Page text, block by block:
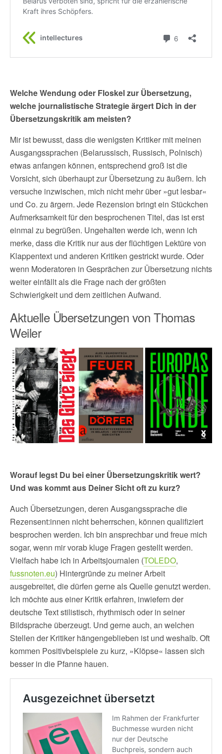
Welche Wendung oder Floskel zur Übersetzung,
welche journalistische Strategie ärgert Dich in der
Übersetzungskritik am meisten?
Mir ist bewusst, dass die wenigsten Kritiker mit meinen
Ausgangssprachen (Belarussisch, Russisch, Polnisch)
etwas anfangen können, entsprechend groß ist die
Vorsicht, sich überhaupt zur Übersetzung zu äußern. Ich
versuche inzwischen, mich nicht mehr über »gut lesbar«
und Co. zu ärgern. Jede Rezension bringt ein Stückchen
Aufmerksamkeit für den besprochenen Titel, das ist erst
einmal zu begrüßen. Ungehalten werde ich, wenn ich
merke, dass die Kritik nur aus der flüchtigen Lektüre von
Klappentext und anderen Kritiken gestrickt wurde. Oder
wenn Moderatoren in Gesprächen zur Übersetzung nichts
weiter einfällt als die Frage nach der größten
Schwierigkeit und dem zeitlichen Aufwand.
Aktuelle Übersetzungen von Thomas
Weiler
Worauf legst Du bei einer Übersetzungskritik wert?
Und was kommt aus Deiner Sicht oft zu kurz?
Auch Übersetzungen, deren Ausgangssprache die
Rezensent:innen nicht beherrschen, können qualifiziert
besprochen werden. Ich bin ansprechbar und freue mich
sogar, wenn mir vorab kluge Fragen gestellt werden.
Vielfach habe ich in Arbeitsjournalen (TOLEDO,
fussnoten.eu) Hintergründe zu meiner Arbeit
ausgebreitet, die dürfen gerne als Quelle genutzt werden.
Ich möchte aus einer Kritik erfahren, inwiefern der
deutsche Text stilistisch, rhythmisch oder in seiner
Bildsprache überzeugt. Und gerne auch, an welchen
Stellen der Kritiker hängengeblieben ist und weshalb. Oft
kommen Positivbeispiele zu kurz, »Klöpse« lassen sich
besser in die Pfanne hauen.